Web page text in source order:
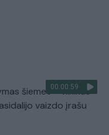
00:00:59
šiemet – vilkikas
vaizdo įrašu